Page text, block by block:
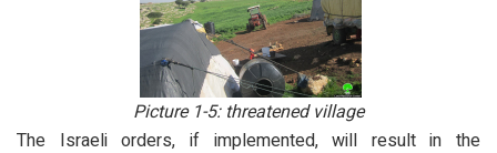
Picture 1-5: threatened village
The Israeli orders, if implemented, will result in the